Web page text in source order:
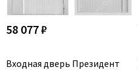
58 077 ₽
Входная дверь Президент